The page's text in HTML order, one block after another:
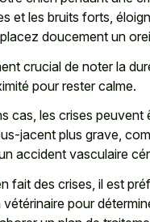
et les bruits forts,
doucement un
crucial de noter la
pour rester calme.
cas, les crises peuvent
jacent plus grave,
accident vasculaire
fait des crises, il est
pour